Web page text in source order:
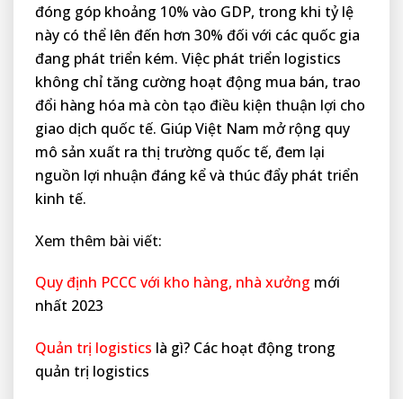
đóng góp khoảng 10% vào GDP, trong khi tỷ lệ
này có thể lên đến hơn 30% đối với các quốc gia
đang phát triển kém. Việc phát triển logistics
không chỉ tăng cường hoạt động mua bán, trao
đổi hàng hóa mà còn tạo điều kiện thuận lợi cho
giao dịch quốc tế. Giúp Việt Nam mở rộng quy
mô sản xuất ra thị trường quốc tế, đem lại
nguồn lợi nhuận đáng kể và thúc đẩy phát triển
kinh tế.
Xem thêm bài viết:
Quy định PCCC với kho hàng, nhà xưởng mới
nhất 2023
Quản trị logistics là gì? Các hoạt động trong
quản trị logistics